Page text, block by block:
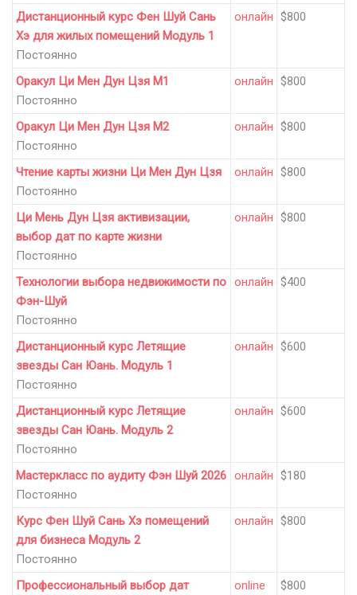
Дистанционный курс Фен Шуй Сань
Хэ для жилых помещений Модуль 1
Постоянно
онлайн $800
Оракул Ци Мен Дун Цзя М1
Постоянно
онлайн $800
Оракул Ци Мен Дун Цзя М2
Постоянно
онлайн $800
Чтение карты жизни Ци Мен Дун Цзя
Постоянно
онлайн $800
Ци Мень Дун Цзя активизации,
выбор дат по карте жизни
Постоянно
онлайн $800
Технологии выбора недвижимости по
Фэн-Шуй
Постоянно
онлайн $400
Дистанционный курс Летящие
звезды Сан Юань. Модуль 1
Постоянно
онлайн $600
Дистанционный курс Летящие
звезды Сан Юань. Модуль 2
Постоянно
онлайн $600
Мастеркласс по аудиту Фэн Шуй 2026
Постоянно
онлайн $180
Курс Фен Шуй Сань Хэ помещений
для бизнеса Модуль 2
Постоянно
онлайн $800
Профессиональный выбор дат online $800